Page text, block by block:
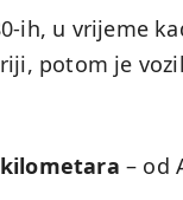
ih, u vrijeme
potom je
– od